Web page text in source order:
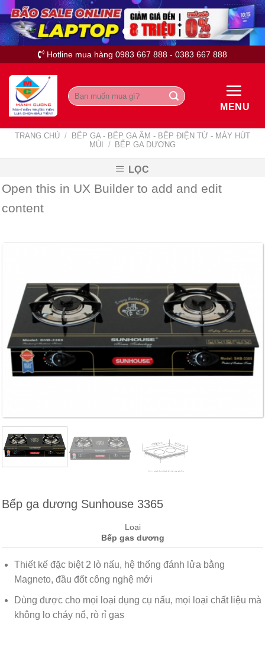
Skip
to
content
Hotline mua hàng 0983 667 888 - 0383 667 888
Tìm
kiếm:
MENU
TRANG CHỦ / BẾP GA - BẾP GA ÂM - BẾP ĐIỆN TỪ - MÁY HÚT
MÙI
/ BẾP GA DƯƠNG
LỌC
Open this in UX Builder to add and edit
content
Bếp ga dương Sunhouse 3365
Loại
Bếp gas dương
Thiết kế đặc biệt 2 lò nấu, hệ thống đánh lửa bằng
Magneto, đầu đốt công nghệ mới
Dùng được cho mọi loại dụng cụ nấu, mọi loại chất liệu mà
không lo cháy nổ, rò rỉ gas